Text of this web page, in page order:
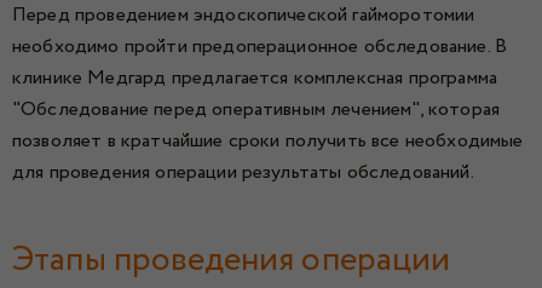
Перед проведением эндоскопической гайморотомии
необходимо пройти предоперационное обследование. В
клинике Медгард предлагается комплексная программа
"Обследование перед оперативным лечением", которая
позволяет в кратчайшие сроки получить все необходимые
для проведения операции результаты обследований.
Этапы проведения операции